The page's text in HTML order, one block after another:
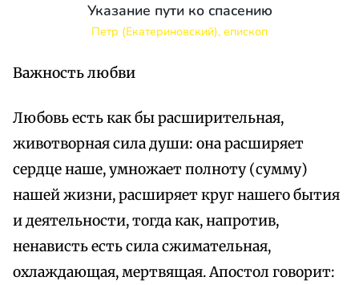
Указание пути ко спасению
Петр (Екатериновский), епископ
Важность любви
Любовь есть как бы расширительная,
животворная сила души: она расширяет
сердце наше, умножает полноту (сумму)
нашей жизни, расширяет круг нашего бытия
и деятельности, тогда как, напротив,
ненависть есть сила сжимательная,
охлаждающая, мертвящая. Апостол говорит: